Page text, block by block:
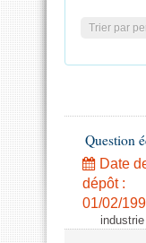
Trier par
Question
Date
dépôt :
01/02/